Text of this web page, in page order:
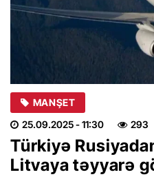
MANŞET
25.09.2025- 11:30 293
Türkiyə
Litvaya təyyarə